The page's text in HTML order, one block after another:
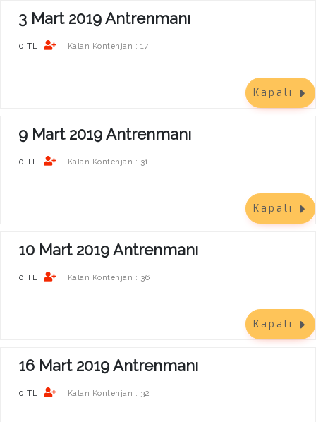
3 Mart 2019 Antrenmanı
0 TL Kalan Kontenjan : 17
Kapalı
9 Mart 2019 Antrenmanı
0 TL Kalan Kontenjan : 31
Kapalı
10 Mart 2019 Antrenmanı
0 TL Kalan Kontenjan : 36
Kapalı
16 Mart 2019 Antrenmanı
0 TL Kalan Kontenjan : 32